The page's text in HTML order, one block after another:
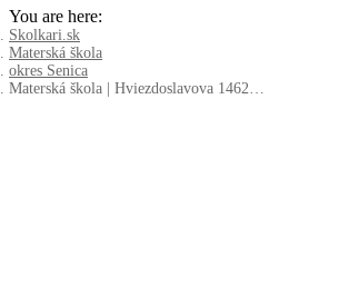
You are here:
Skolkari.sk
Materská škola
okres Senica
Materská škola | Hviezdoslavova 1462…